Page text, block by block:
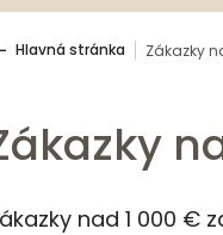
Hlavná stránka Zákazky
nad 1 000 €